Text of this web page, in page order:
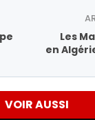
Les
en
VOIR AUSSI